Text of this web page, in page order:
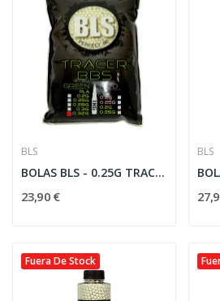
BLS
BOLAS BLS - 0.25G TRACER BIO
23,90 €
BLS
Fuera De Stock